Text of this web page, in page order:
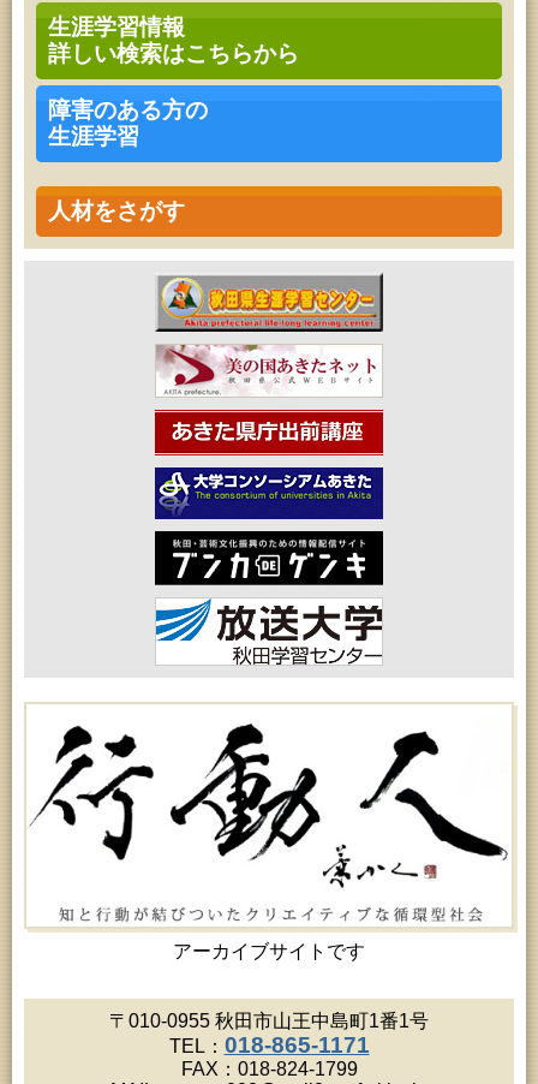
生涯学習情報
詳しい検索はこちらから
障害のある方の
生涯学習
人材をさがす
アーカイブサイトです
高齢者教育「南星大学」
2026年08月08日 (秋田市)
青少年・家庭・成人教育「不思議アートのぞき箱ワ
ークショップ」
2026年08月08日 (秋田市)
乳幼児・青少年教育「朝のこどもとしょかんタイ
ム」
2026年08月08日 (秋田市)
乳幼児教育「フォンテ文庫のおはなし会」
2026年08月08日 (秋田市)
乳幼児教育・青少年教育「おりがみの会」
2026年08月08日 (秋田市)
乳幼児教育「おはなしの会」
2026年08月09日 (秋田市)
青少年・家庭・成人教育「不思議アートのぞき箱ワ
ークショップ」
2026年08月11日 (秋田市)
令和8年度 椎名雄一郎オルガンレクチャーコンサー
2026年08月14日 (秋田市)
成人教育「古文書解読講座」
2026年08月15日 (秋田市)
乳幼児教育「パンダのえほん修理屋さん」
2026年08月15日 (秋田市)
乳幼児教育・青少年教育「おはなしの会」
2026年08月15日 (秋田市)
乳幼児教育「作ってあそぼう工作会『レインボース
ティック』を作ろう！」
2026年08月17日 (秋田市)
女性教育「ミセスセミナー大住」
2026年08月17日 (秋田市)
高齢者教育「茨島七丁目地区高齢者学級」
2026年08月17日 (秋田市)
家庭教育「わくわく家族講座」
2026年08月18日 (秋田市)
高齢者教育「秋田おもと高齢者大学」
2026年08月18日 (秋田市)
高齢者教育「泉地区高齢者学級」
2026年08月18日 (秋田市)
女性教育「保戸野女性学級」
2026年08月18日 (秋田市)
乳幼児・青少年教育「おはなしの会」
2026年08月19日 (秋田市)
2026年08月19日 (秋田市)
高齢者教育「北部高齢者大学」
2026年08月19日 (秋田市)
成人教育「市民大学講座『佐竹史料館展示資料から
〒010-0955 秋田市山王中島町1番1号
TEL： 018-865-1171
FAX：018-824-1799